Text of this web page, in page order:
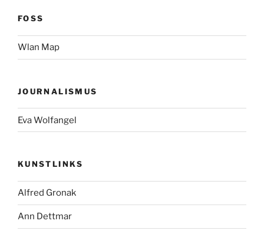
FOSS
Wlan Map
JOURNALISMUS
Eva Wolfangel
KUNSTLINKS
Alfred Gronak
Ann Dettmar